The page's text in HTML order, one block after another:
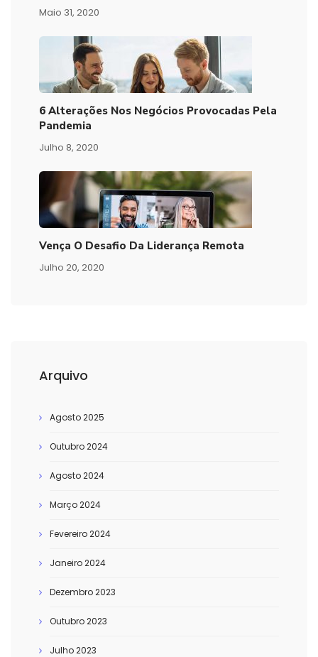
Maio 31, 2020
6 Alterações Nos Negócios Provocadas Pela
Pandemia
Julho 8, 2020
Vença O Desafio Da Liderança Remota
Julho 20, 2020
Arquivo
Agosto 2025
Outubro 2024
Agosto 2024
Março 2024
Fevereiro 2024
Janeiro 2024
Dezembro 2023
Outubro 2023
Julho 2023